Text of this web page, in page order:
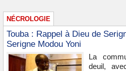
NÉCROLOGIE
Touba : Rappel à Dieu de
Serigne Modou Yoni
La
deuil,